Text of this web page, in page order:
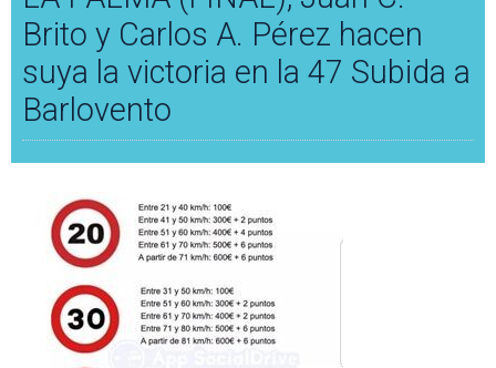
Brito y Carlos A. Pérez hacen
suya la victoria en la 47 Subida a
Barlovento